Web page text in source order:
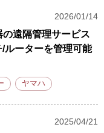
2026/01/14
の遠隔管理サービス
ルーターを管理可能
ヤマハ
2025/04/21